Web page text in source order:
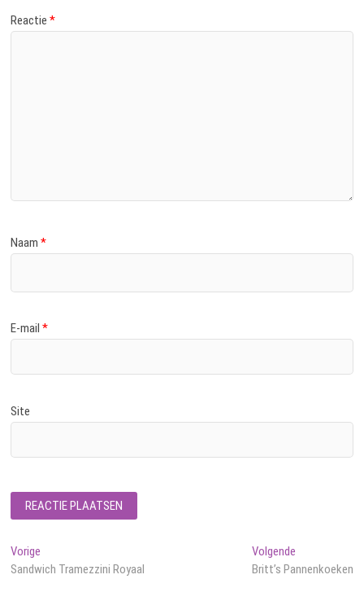
Reactie*
Naam*
E-mail*
Site
Bericht
navigatie
Vorige
bericht:
Sandwich Tramezzini Royaal
VolgendeVolgend
bericht:
Britt’s Pannenkoeken